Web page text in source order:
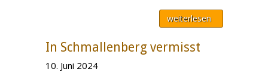
weiterlesen
In Schmallenberg vermisst
10. Juni 2024